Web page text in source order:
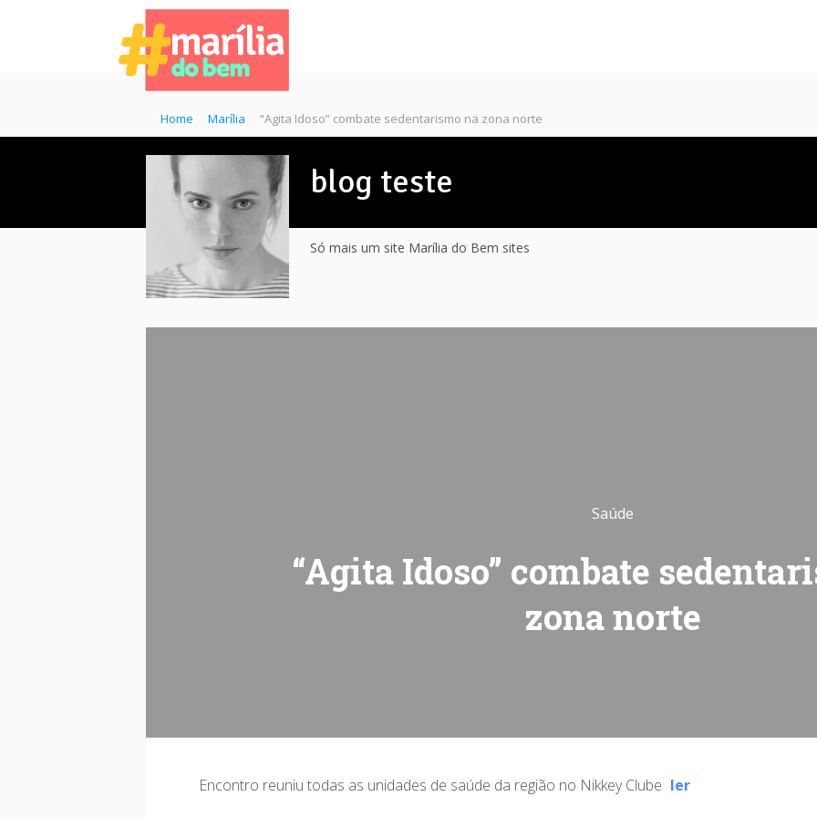
Home Marília “Agita Idoso” combate sedentarismo na zona norte
blog teste
Só mais um site Marília do Bem sites
Saúde
“Agita Idoso” combate
zona norte
Encontro reuniu todas as unidades de saúde da região no Nikkey Clube ler